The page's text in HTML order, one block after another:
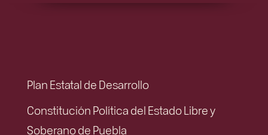
Plan Estatal de Desarrollo
Constitución Política del Estado Libre y
Soberano de Puebla